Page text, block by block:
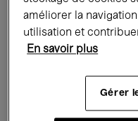
Musique classique
Pour tous
améliorer la
utilisation et
En savoir plus
Gérer